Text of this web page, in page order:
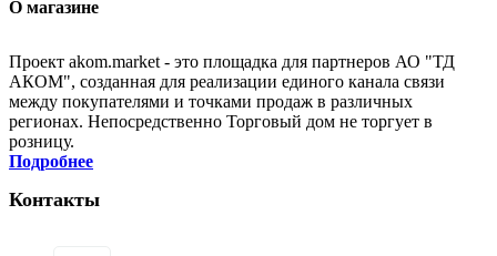
О магазине
Проект akom.market - это площадка для партнеров АО "ТД
АКОМ", созданная для реализации единого канала связи
между покупателями и точками продаж в различных
регионах. Непосредственно Торговый дом не торгует в
розницу.
Подробнее